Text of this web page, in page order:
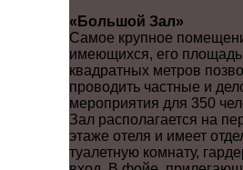
«Большой Зал»
Самое крупное
имеющихся, его
квадратных метров
проводить частные и
мероприятия для 350
Зал располагается на
этаже отеля и имеет
туалетную комнату,